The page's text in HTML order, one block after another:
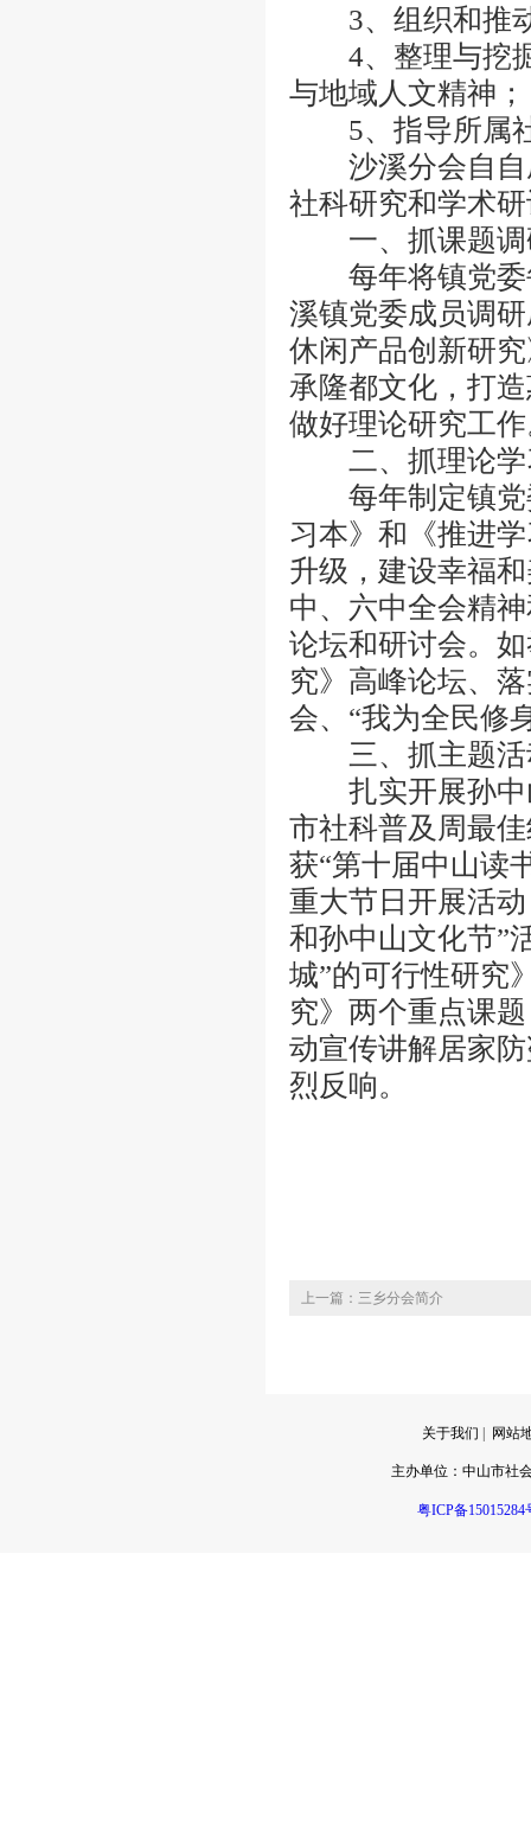
3、组织和推动
4、整理与挖掘
与地域人文精神；
5、指导所属社
沙溪分会自自
社科研究和学术
一、抓课题调
每年将镇党委
溪镇党委成员调
休闲产品创新研
承隆都文化，打
做好理论研究工
二、抓理论学
每年制定镇党
习本》和《推进
升级，建设幸福
中、六中全会精
论坛和研讨会。
究》高峰论坛、
会、“我为全民修
三、抓主题活
扎实开展孙中
市社科普及周最
获“第十届中山读
重大节日开展活
和孙中山文化节”
城”的可行性研究
究》两个重点课
动宣传讲解居家
烈反响。
上一篇：三乡分会简介
关于我们 网站
主办单位：中山市社
粤ICP备15015284